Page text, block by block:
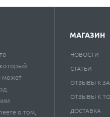
может
о том,
МАГАЗИН
НОВОСТИ
СТАТЬИ
ОТЗЫВЫ К
ОТЗЫВЫ К
ДОСТАВКА